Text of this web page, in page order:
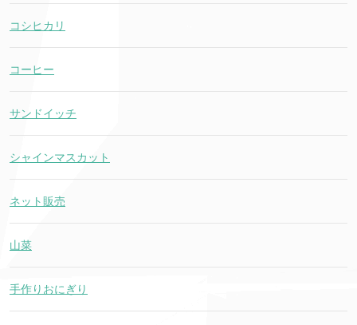
コシヒカリ
コーヒー
サンドイッチ
シャインマスカット
ネット販売
山菜
手作りおにぎり